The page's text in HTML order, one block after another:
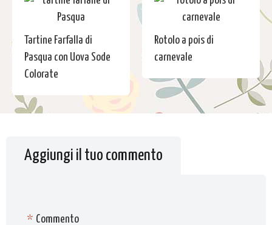
Tartine Farfalla di
Pasqua con Uova Sode
Colorate
Rotolo a pois di
carnevale
Aggiungi il tuo commento
Commento
*